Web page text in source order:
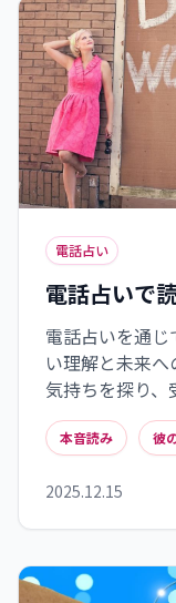
電話占い
電話占いで
電話占いを通
い理解と未来
気持ちを探り、
本音読み 彼
2025.12.15